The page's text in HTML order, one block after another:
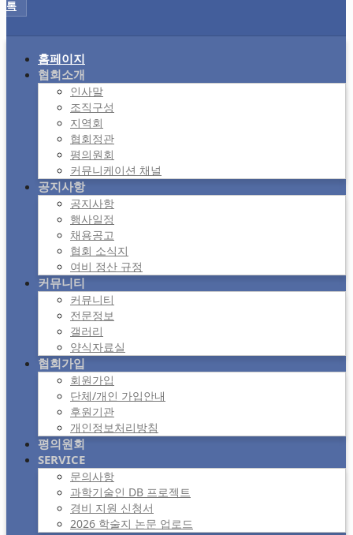
톡
홈페이지
협회소개
인사말
조직구성
지역회
협회정관
평의원회
커뮤니케이션 채널
공지사항
공지사항
행사일정
채용공고
협회 소식지
여비 정산 규정
커뮤니티
커뮤니티
전문정보
갤러리
양식자료실
협회가입
회원가입
단체/개인 가입안내
후원기관
개인정보처리방침
평의원회
SERVICE
문의사항
과학기술인 DB 프로젝트
경비 지원 신청서
2026 학술지 논문 업로드